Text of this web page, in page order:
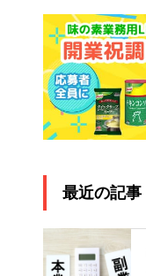
最近の記事